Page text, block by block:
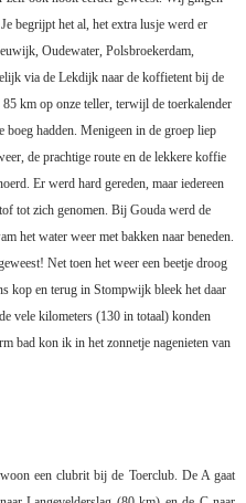
begrijpt het al, het extra lusje werd er
Oudewater, Polsbroekerdam,
via de Lekdijk naar de koffietent bij de
km op onze teller, terwijl de toerkalender
boeg hadden. Menigeen in de groep liep
de prachtige route en de lekkere koffie
Er werd hard gereden, maar iedereen
tot zich genomen. Bij Gouda werd de
het water weer met bakken naar beneden.
Net toen het weer een beetje droog
kop en terug in Stompwijk bleek het daar
vele kilometers (130 in totaal) konden
bad kon ik in het zonnetje nagenieten van
een clubrit bij de Toerclub. De A gaat